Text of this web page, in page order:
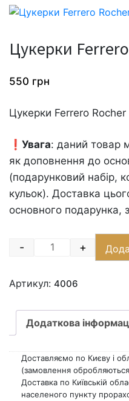
Цукерки
550 грн
Цукерки Ferrero
❗️ Увага: даний товар
як доповнення до
(подарунковий набір,
кульок). Доставка
основного подарунка,
Quantity
- +
Артикул: 4006
Додаткова
Доставляємо по Києву і
(замовлення
Доставка по Київській
населеного пункту